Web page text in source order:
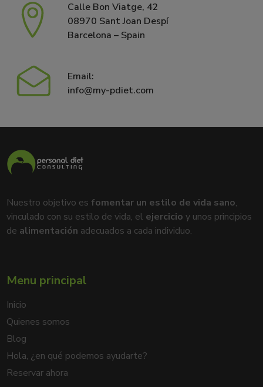
Calle Bon Viatge, 42
08970 Sant Joan Despí
Barcelona – Spain
Email:
info@my-pdiet.com
Nuestro objetivo esfomentar un estilo de vida sano,
vinculado con su estilo de vida, el ejercicio y unos principios
de alimentación adecuados a cada individuo.
Menu principal
Inicio
Quienes somos
Blog
Hola, ¿en qué podemos ayudarte?
Reservar ahora